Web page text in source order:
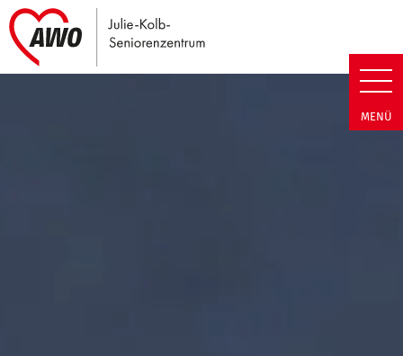
Julie-Kolb-Seniorenzentrum |
MENÜ